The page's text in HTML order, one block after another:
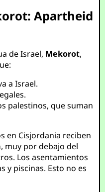
Apartheid
de Israel, Mekorot,
a Israel.
palestinos, que suman
en Cisjordania reciben
, muy por debajo del
Los asentamientos
y piscinas. Esto no es